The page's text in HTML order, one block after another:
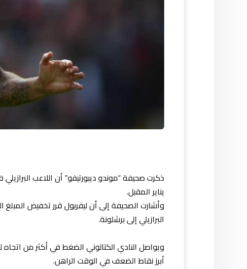
ذكرت صحيفة “موندو ديبورتيفو” أن اللاعب
يناير المقبل.
البرازيلي إلى برشلونة.
ويواصل النادي الكتالوني الضغط في أكثر من
أبرز نقاط الضعف في الوقت الراهن.